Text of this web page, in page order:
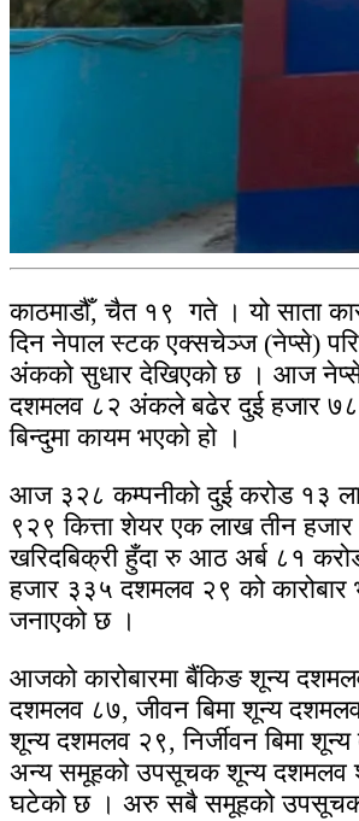
काठमाडौँ, चैत १९ गते । यो साता
दिन नेपाल स्टक एक्सचेञ्ज (नेप्से)
अंकको सुधार देखिएको छ । आज
दशमलव ८२ अंकले बढेर दुई हजार
बिन्दुमा कायम भएको हो ।
आज ३२८ कम्पनीको दुई करोड १३
९२९ कित्ता शेयर एक लाख तीन
खरिदबिक्री हुँदा रु आठ अर्ब ८१
हजार ३३५ दशमलव २९ को कारोबार
जनाएको छ ।
आजको कारोबारमा बैंकिङ शून्य
दशमलव ८७, जीवन बिमा शून्य
शून्य दशमलव २९, निर्जीवन बिमा
अन्य समूहको उपसूचक शून्य दशमलव
घटेको छ । अरु सबै समूहको